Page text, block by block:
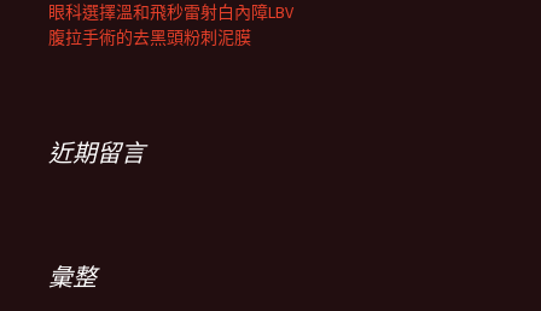
眼科選擇溫和飛秒雷射白內障LBV
腹拉手術的去黑頭粉刺泥膜
近期留言
彙整